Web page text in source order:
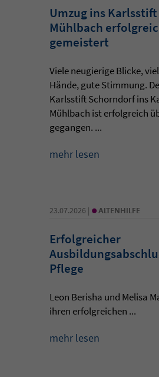
Umzug ins Karlsstift
Mühlbach
gemeistert
Viele neugierige Blicke,
Hände, gute Stimmung.
Karlsstift Schorndorf ins
Mühlbach ist erfolgreich
gegangen. ...
mehr lesen
23.07.2026 | • ALTENHILFE
Erfolgreicher
Pflege
Leon Berisha und Melisa
ihren erfolgreichen ...
mehr lesen